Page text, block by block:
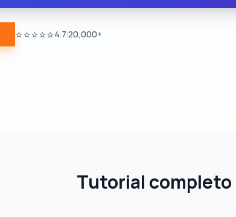
⭐⭐⭐⭐⭐4.7|20,000+
Tutorial completo